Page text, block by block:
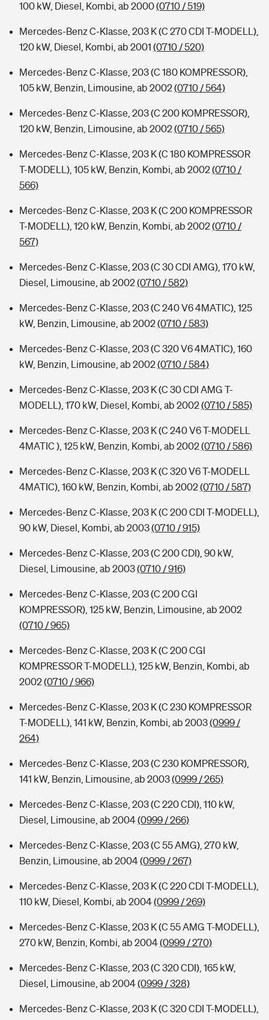
100 kW, Diesel, Kombi, ab 2000(0710 / 519)
Mercedes-Benz C-Klasse, 203 K (C 270 CDI T-MODELL),
120 kW, Diesel, Kombi, ab 2001 (0710 / 520)
Mercedes-Benz C-Klasse, 203 (C 180 KOMPRESSOR),
105 kW, Benzin, Limousine, ab 2002(0710 / 564)
Mercedes-Benz C-Klasse, 203 (C 200 KOMPRESSOR),
120 kW, Benzin, Limousine, ab 2002(0710 / 565)
Mercedes-Benz C-Klasse, 203 K (C 180 KOMPRESSOR
T-MODELL), 105 kW, Benzin, Kombi, ab 2002(0710 /
566)
Mercedes-Benz C-Klasse, 203 K (C 200 KOMPRESSOR
T-MODELL), 120 kW, Benzin, Kombi, ab 2002(0710 /
567)
Mercedes-Benz C-Klasse, 203 (C 30 CDI AMG), 170 kW,
Diesel, Limousine, ab 2002(0710 / 582)
Mercedes-Benz C-Klasse, 203 (C 240 V6 4MATIC), 125
kW, Benzin, Limousine, ab 2002(0710 / 583)
Mercedes-Benz C-Klasse, 203 (C 320 V6 4MATIC), 160
kW, Benzin, Limousine, ab 2002(0710 / 584)
Mercedes-Benz C-Klasse, 203 K (C 30 CDI AMG T-
MODELL), 170 kW, Diesel, Kombi, ab 2002(0710 / 585)
Mercedes-Benz C-Klasse, 203 K (C 240 V6 T-MODELL
4MATIC ), 125 kW, Benzin, Kombi, ab 2002(0710 / 586)
Mercedes-Benz C-Klasse, 203 K (C 320 V6 T-MODELL
4MATIC), 160 kW, Benzin, Kombi, ab 2002(0710 / 587)
Mercedes-Benz C-Klasse, 203 K (C 200 CDI T-MODELL),
90 kW, Diesel, Kombi, ab 2003(0710 / 915)
Mercedes-Benz C-Klasse, 203 (C 200 CDI), 90 kW,
Diesel, Limousine, ab 2003(0710 / 916)
Mercedes-Benz C-Klasse, 203 (C 200 CGI
KOMPRESSOR), 125 kW, Benzin, Limousine, ab 2002
(0710 / 965)
Mercedes-Benz C-Klasse, 203 K (C 200 CGI
KOMPRESSOR T-MODELL), 125 kW, Benzin, Kombi, ab
2002(0710 / 966)
Mercedes-Benz C-Klasse, 203 K (C 230 KOMPRESSOR
T-MODELL), 141 kW, Benzin, Kombi, ab 2003(0999 /
264)
Mercedes-Benz C-Klasse, 203 (C 230 KOMPRESSOR),
141 kW, Benzin, Limousine, ab 2003(0999 / 265)
Mercedes-Benz C-Klasse, 203 (C 220 CDI), 110 kW,
Diesel, Limousine, ab 2004(0999 / 266)
Mercedes-Benz C-Klasse, 203 (C 55 AMG), 270 kW,
Benzin, Limousine, ab 2004(0999 / 267)
Mercedes-Benz C-Klasse, 203 K (C 220 CDI T-MODELL),
110 kW, Diesel, Kombi, ab 2004(0999 / 269)
Mercedes-Benz C-Klasse, 203 K (C 55 AMG T-MODELL),
270 kW, Benzin, Kombi, ab 2004(0999 / 270)
Mercedes-Benz C-Klasse, 203 (C 320 CDI), 165 kW,
Diesel, Limousine, ab 2004(0999 / 328)
Mercedes-Benz C-Klasse, 203 K (C 320 CDI T-MODELL),